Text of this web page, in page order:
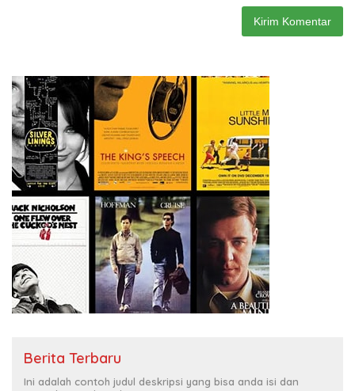
Berita Terbaru
Ini adalah contoh judul deskripsi yang bisa anda isi dan